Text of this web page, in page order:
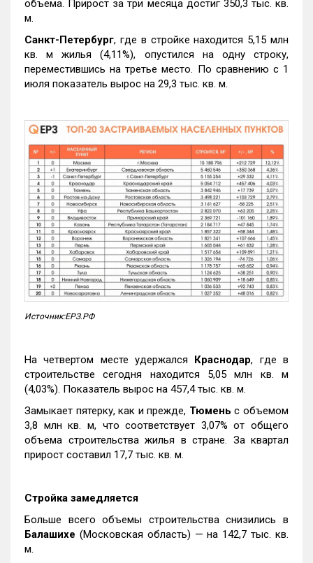
объема. Прирост за три месяца достиг 350,3 тыс. кв.
м.
Санкт-Петербург, где в стройке находится 5,15 млн
кв. м жилья (4,11%), опустился на одну строку,
переместившись на третье место. По сравнению с 1
июля показатель вырос на 29,3 тыс. кв. м.
Источник:ЕРЗ.РФ
На четвертом месте удержался Краснодар, где в
строительстве сегодня находится 5,05 млн кв. м
(4,03%). Показатель вырос на 457,4 тыс. кв. м.
Замыкает пятерку, как и прежде, Тюмень с объемом
3,8 млн кв. м, что соответствует 3,07% от общего
объема строительства жилья в стране. За квартал
прирост составил 17,7 тыс. кв. м.
Стройка замедляется
Больше всего объемы строительства снизились в
Балашихе (Московская область) — на 142,7 тыс. кв.
м.